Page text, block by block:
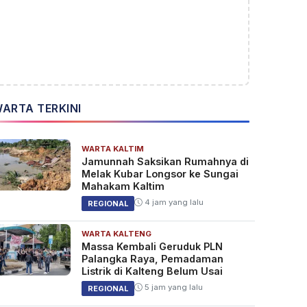
TERKINI
WARTA KALTIM
Jamunnah Saksikan Rumahnya di
Melak Kubar Longsor ke Sungai
Mahakam Kaltim
REGIONAL 4 jam yang lalu
WARTA KALTENG
Massa Kembali Geruduk PLN
Palangka Raya, Pemadaman
Listrik di Kalteng Belum Usai
REGIONAL 5 jam yang lalu